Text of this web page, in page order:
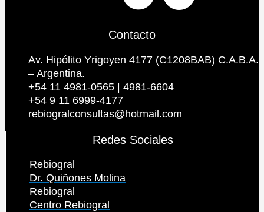
Contacto
Av. Hipólito Yrigoyen 4177 (C1208BAB) C.A.B.A.
– Argentina.
+54 11 4981-0565 | 4981-6604
+54 9 11 6999-4177
rebiogralconsultas@hotmail.com
Redes Sociales
Rebiogral
Dr. Quiñones Molina
Rebiogral
Centro Rebiogral